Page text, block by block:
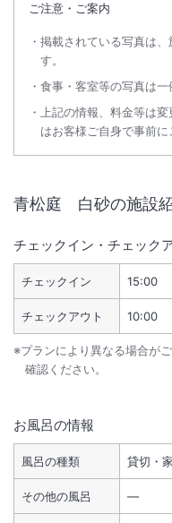
ご注意・ご案内
掲載されている写真は
す。
食事・客室等の写真は一
上記の情報、料金等は
はお客様ご自身で事前に
青松庭 白砂の施設
チェックイン・チェック
チェックイン 15:00
チェックアウト 10:00
※プランにより異なる場合が
確認ください。
お風呂の情報
風呂の種類 貸切・
その他の風呂 ―